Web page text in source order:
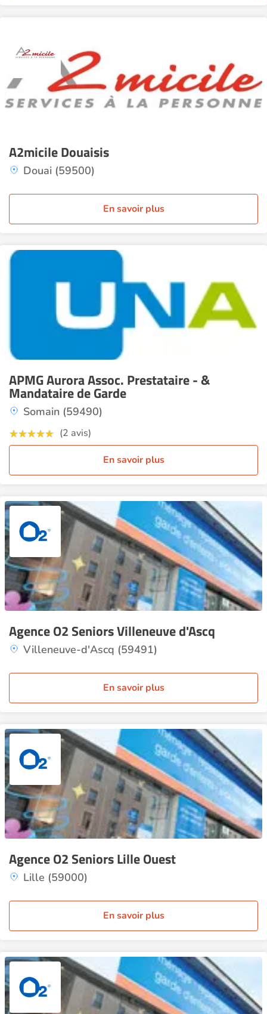
A2micile Douaisis
Douai (59500)
En savoir plus
APMG Aurora Assoc. Prestataire - &
Mandataire de Garde
Somain (59490)
(2 avis)
En savoir plus
Agence O2 Seniors Villeneuve d'Ascq
Villeneuve-d'Ascq (59491)
En savoir plus
Agence O2 Seniors Lille Ouest
Lille (59000)
En savoir plus